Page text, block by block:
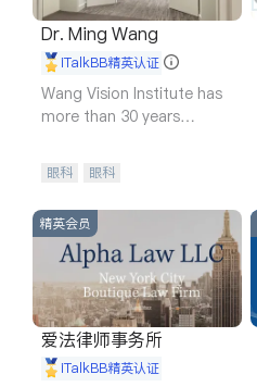
Dr. Ming Wang
iTalkBB精英认证
Wang Vision Institute has
more than 30 years
眼科 眼科
精英会员
爱法律师事务所
iTalkBB精英认证